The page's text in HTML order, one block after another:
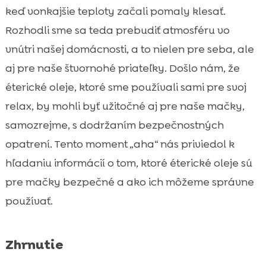
Výhody éterických olejov pre mačky počas
chladnejších večerov
Najlepšie éterické oleje pre vaše mačky

Vhodné spôsoby používania éterických
olejov
 Použitie éterických olejov na zlepšenie
vzťahu s vašou mačkou
 Produkty CricksyCat pre našich chlpatých
miláčikov
Zlepšenie emocionálneho stavu mačky
pomocou éterických olejov
Éterické oleje a mačka na jeseň
 Kombinácia éterických olejov pre
keď vonkajšie teploty začali pomaly klesať.
Rozhodli sme sa teda prebudiť atmosféru vo
vnútri našej domácnosti, a to nielen pre seba, ale
aj pre naše štvornohé priateľky. Došlo nám, že
éterické oleje, ktoré sme používali sami pre svoj
relax, by mohli byť užitočné aj pre naše mačky,
samozrejme, s dodržaním bezpečnostných
opatrení. Tento moment „aha“ nás priviedol k
hľadaniu informácií o tom, ktoré éterické oleje sú
pre mačky bezpečné a ako ich môžeme správne
používať.
Zhrnutie